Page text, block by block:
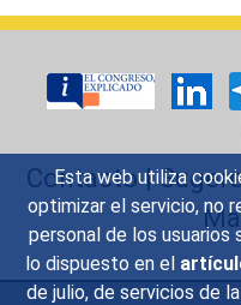
Esta web utiliza
optimizar el servicio, no
personal de los usuarios
lo dispuesto en el
de julio, de servicios de
Contacto|